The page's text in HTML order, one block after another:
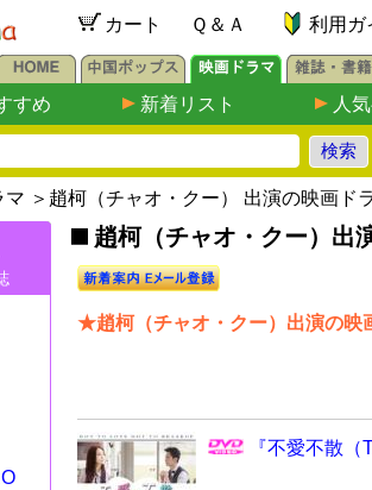
カート Ｑ＆Ａ 利用ガ
すめ 新着リスト 人
マ ＞趙柯（チャオ・クー） 出演の映画ド
趙柯（チャオ・クー）出
★趙柯（チャオ・クー）出演の映
『不愛不散